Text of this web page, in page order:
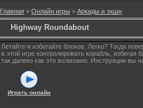
Главная » Онлайн игры » Аркады и экшн
Highway Roundabout
Летайте и избегайте блоков. Легко? Тогда
в этой игре контролировать корабль, избегая
так далеко как это возможно. Инструкции вы
Играть онлайн